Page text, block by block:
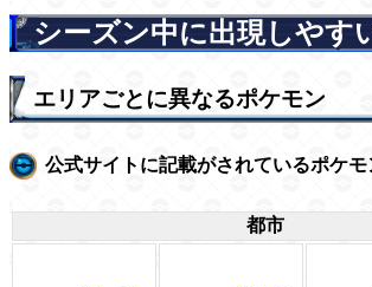
シーズン中に出現しやす
エリアごとに異なるポケモン
公式サイトに記載がされているポケモ
都市